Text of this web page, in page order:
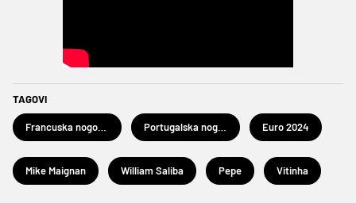
TAGOVI
Euro 2024
Mike Maignan William Saliba Pepe Vitinha